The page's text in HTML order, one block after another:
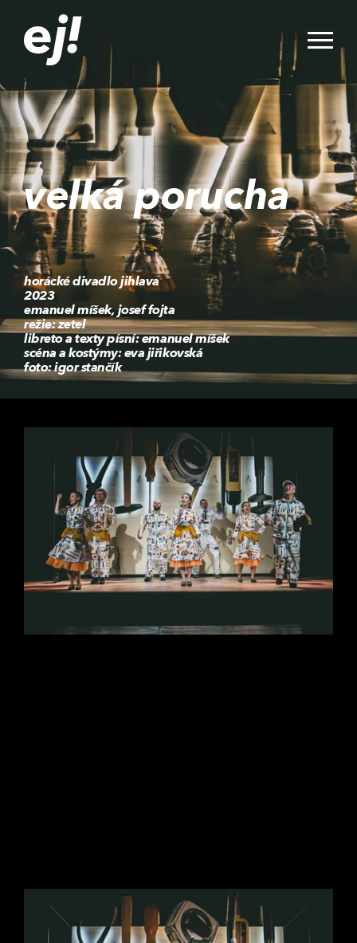
velká porucha
horácké divadlo jihlava
2023
emanuel míšek, josef fojta
režie: zetel
libreto a texty písní: emanuel míšek
scéna a kostýmy: eva jiřikovská
foto: igor stančík